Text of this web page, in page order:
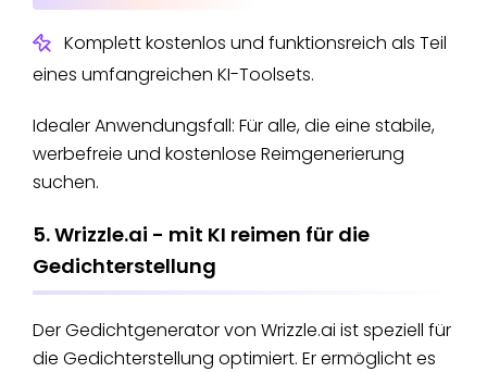
Komplett kostenlos und funktionsreich als Teil
eines umfangreichen KI-Toolsets.
Idealer Anwendungsfall: Für alle, die eine stabile,
werbefreie und kostenlose Reimgenerierung
suchen.
5. Wrizzle.ai - mit KI reimen für die
Gedichterstellung
Der Gedichtgenerator von Wrizzle.ai ist speziell für
die Gedichterstellung optimiert. Er ermöglicht es